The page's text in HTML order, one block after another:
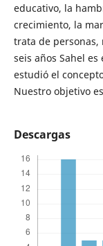
educativo, la
crecimiento, la
trata de personas,
seis años Sahel
estudió el
Nuestro objetivo
Descargas